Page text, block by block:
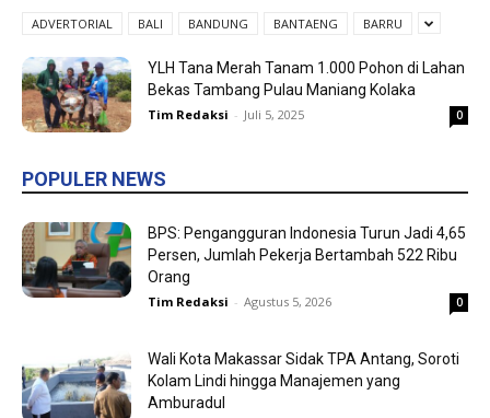
ADVERTORIAL BALI BANDUNG BANTAENG BARRU
YLH Tana Merah Tanam 1.000 Pohon di Lahan
Bekas Tambang Pulau Maniang Kolaka
Tim Redaksi - Juli 5, 2025 0
POPULER NEWS
BPS: Pengangguran Indonesia Turun Jadi 4,65
Persen, Jumlah Pekerja Bertambah 522 Ribu
Orang
Tim Redaksi - Agustus 5, 2026 0
Wali Kota Makassar Sidak TPA Antang, Soroti
Kolam Lindi hingga Manajemen yang
Amburadul